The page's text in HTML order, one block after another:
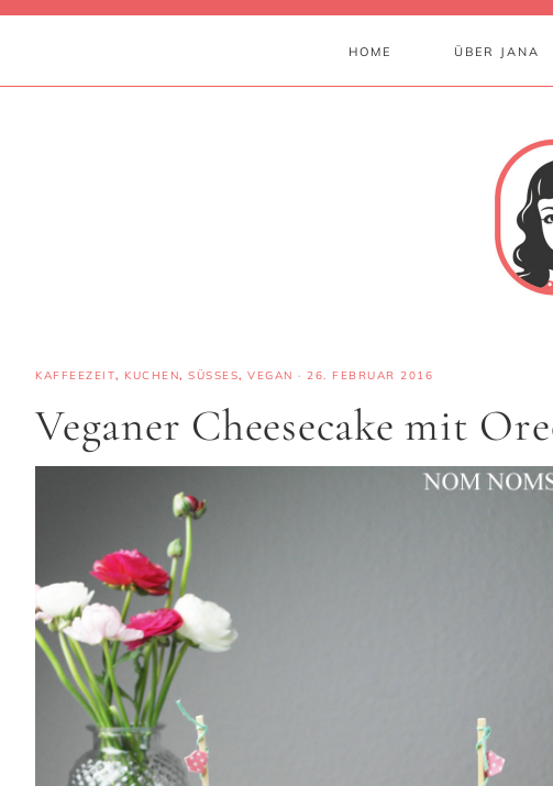
HOME ÜBER JANA
KAFFEEZEIT, KUCHEN, SÜSSES , VEGAN · 26. FEBRUAR 2016
Veganer Cheesecake mit